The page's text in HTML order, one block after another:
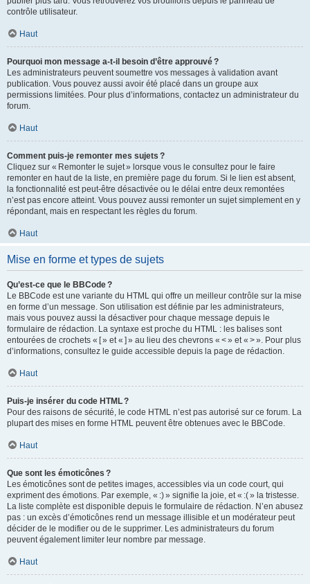
contrôle utilisateur.
Haut
Pourquoi mon message a-t-il besoin d’être approuvé ?
Les administrateurs peuvent soumettre vos messages à validation avant
publication. Vous pouvez aussi avoir été placé dans un groupe aux
permissions limitées. Pour plus d’informations, contactez un administrateur du
forum.
Haut
Comment puis-je remonter mes sujets ?
Cliquez sur « Remonter le sujet » lorsque vous le consultez pour le faire
remonter en haut de la liste, en première page du forum. Si le lien est absent,
la fonctionnalité est peut-être désactivée ou le délai entre deux remontées
n’est pas encore atteint. Vous pouvez aussi remonter un sujet simplement en y
répondant, mais en respectant les règles du forum.
Haut
Mise en forme et types de sujets
Qu’est-ce que le BBCode ?
Le BBCode est une variante du HTML qui offre un meilleur contrôle sur la mise
en forme d’un message. Son utilisation est définie par les administrateurs,
mais vous pouvez aussi la désactiver pour chaque message depuis le
formulaire de rédaction. La syntaxe est proche du HTML : les balises sont
entourées de crochets « [ » et « ] » au lieu des chevrons « < » et « > ». Pour plus
d’informations, consultez le guide accessible depuis la page de rédaction.
Haut
Puis-je insérer du code HTML ?
Pour des raisons de sécurité, le code HTML n’est pas autorisé sur ce forum. La
plupart des mises en forme HTML peuvent être obtenues avec le BBCode.
Haut
Que sont les émoticônes ?
Les émoticônes sont de petites images, accessibles via un code court, qui
expriment des émotions. Par exemple, « :) » signifie la joie, et « :( » la tristesse.
La liste complète est disponible depuis le formulaire de rédaction. N’en abusez
pas : un excès d’émoticônes rend un message illisible et un modérateur peut
décider de le modifier ou de le supprimer. Les administrateurs du forum
peuvent également limiter leur nombre par message.
Haut